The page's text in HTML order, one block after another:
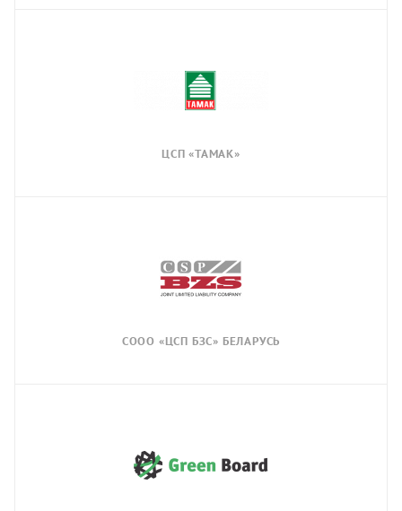
ЦСП «ТАМАК»
СООО «ЦСП БЗС» БЕЛАРУСЬ